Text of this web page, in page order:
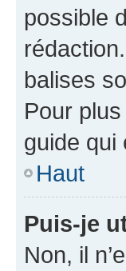
possible
balises
Pour
guide qui
Haut
Puis-je
Non, il